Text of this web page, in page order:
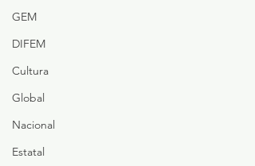
GEM
DIFEM
Cultura
Global
Nacional
Estatal